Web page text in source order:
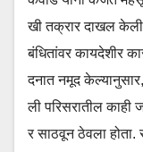
खी तक्रार दाखल
बंधितांवर कायदेशीर
दनात नमूद केल्यानुसार,
ली परिसरातील काही
र साठवून ठेवला होता.